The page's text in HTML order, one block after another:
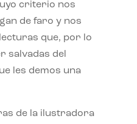
criterio nos
de faro y nos
que, por lo
salvadas del
les demos una
de la ilustradora